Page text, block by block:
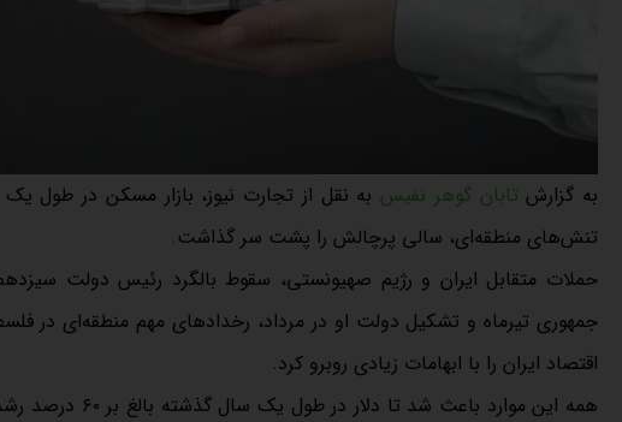
به گزارش تابان گوهر نفیس به نقل از تجارت نیوز، بازار مسکن در طول
تنش‌های منطقه‌ای، سالی پرچالش را پشت سر گذاشت.
حملات متقابل ایران و رژیم صهیونستی، سقوط بالگرد رئیس دولت
جمهوری تیرماه و تشکیل دولت او در مرداد، رخدادهای مهم منطقه‌ای در
اقتصاد ایران را با ابهامات زیادی روبرو کرد.